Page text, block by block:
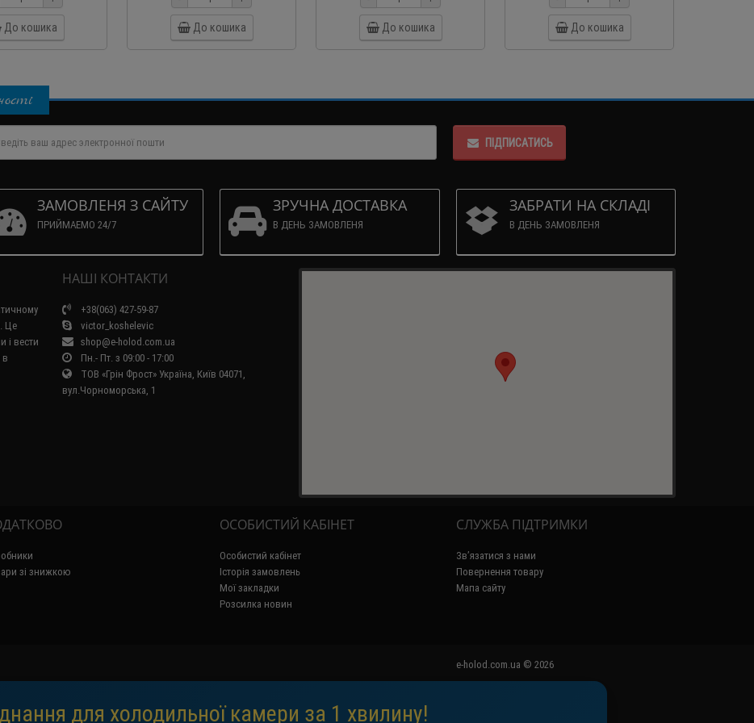
До кошика До кошика До кошика До кошика
ПІДПИСАТИСЬ
ЗАМОВЛЕНЯ З САЙТУ
ПРИЙМАЕМО 24/7
ЗРУЧНА ДОСТАВКА
В ДЕНЬ ЗАМОВЛЕНЯ
ЗАБРАТИ НА СКЛАДІ
В ДЕНЬ ЗАМОВЛЕНЯ
Це
і вести
в
НАШІ КОНТАКТИ
+38(063) 427-59-87
victor_koshelevic
shop@e-holod.com.ua
Пн.- Пт. з 09:00 - 17:00
ТОВ «Грін Фрост» Україна, Київ 04071,
вул.Чорноморська, 1
зі знижкою
ОСОБИСТИЙ КАБІНЕТ
Особистий кабінет
Історія замовлень
Мої закладки
Розсилка новин
СЛУЖБА ПІДТРИМКИ
Зв’язатися з нами
Повернення товару
Мапа сайту
e-holod.com.ua © 2026
для холодильної камери за 1 хвилину!